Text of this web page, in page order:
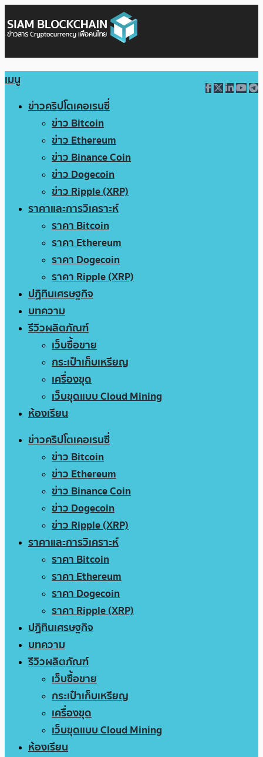
เมนู
ข่าวคริปโตเคอเรนซี่
ข่าว Bitcoin
ข่าว Ethereum
ข่าว Binance Coin
ข่าว Dogecoin
ข่าว Ripple (XRP)
ราคาและการวิเคราะห์
ราคา Bitcoin
ราคา Ethereum
ราคา Dogecoin
ราคา Ripple (XRP)
ปฏิทินเศรษฐกิจ
บทความ
รีวิวผลิตภัณฑ์
เว็บซื้อขาย
กระเป๋าเก็บเหรียญ
เครื่องขุด
เว็บขุดแบบ Cloud Mining
ห้องเรียน
ข่าวคริปโตเคอเรนซี่
ข่าว Bitcoin
ข่าว Ethereum
ข่าว Binance Coin
ข่าว Dogecoin
ข่าว Ripple (XRP)
ราคาและการวิเคราะห์
ราคา Bitcoin
ราคา Ethereum
ราคา Dogecoin
ราคา Ripple (XRP)
ปฏิทินเศรษฐกิจ
บทความ
รีวิวผลิตภัณฑ์
เว็บซื้อขาย
กระเป๋าเก็บเหรียญ
เครื่องขุด
เว็บขุดแบบ Cloud Mining
ห้องเรียน